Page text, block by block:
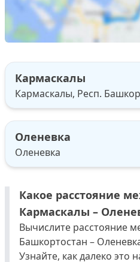
Кармаскалы
Кармаскалы, Респ.
Оленевка
Оленевка
Какое расстояние
Кармаскалы –
Вычислите расстояние
Башкортостан –
Узнайте, как далеко это